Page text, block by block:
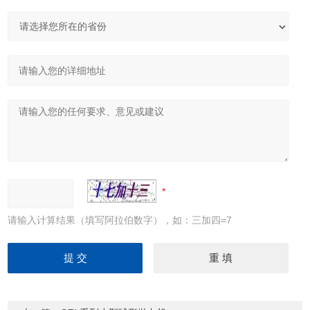
请输入计算结果（填写阿拉伯数字），如：三加四=7